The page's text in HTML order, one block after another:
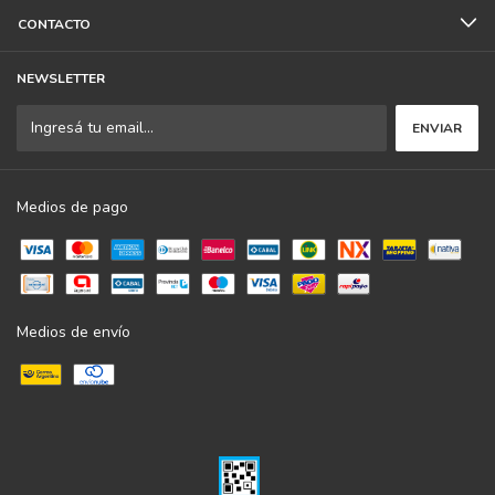
CONTACTO
NEWSLETTER
Medios de pago
Medios de envío